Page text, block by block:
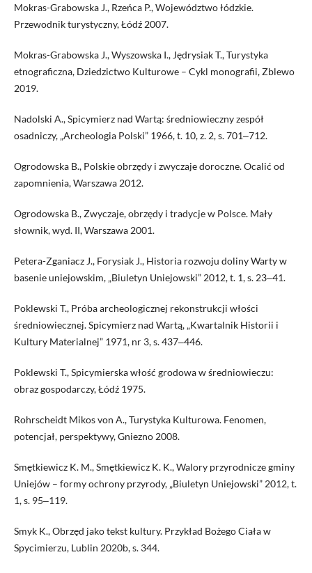
Mokras-Grabowska J., Rzeńca P., Województwo łódzkie.
Przewodnik turystyczny, Łódź 2007.
Mokras-Grabowska J., Wyszowska I., Jędrysiak T., Turystyka
etnograficzna, Dziedzictwo Kulturowe – Cykl monografii, Zblewo
2019.
Nadolski A., Spicymierz nad Wartą: średniowieczny zespół
osadniczy, „Archeologia Polski” 1966, t. 10, z. 2, s. 701‒712.
Ogrodowska B., Polskie obrzędy i zwyczaje doroczne. Ocalić od
zapomnienia, Warszawa 2012.
Ogrodowska B., Zwyczaje, obrzędy i tradycje w Polsce. Mały
słownik, wyd. II, Warszawa 2001.
Petera-Zganiacz J., Forysiak J., Historia rozwoju doliny Warty w
basenie uniejowskim, „Biuletyn Uniejowski” 2012, t. 1, s. 23‒41.
Poklewski T., Próba archeologicznej rekonstrukcji włości
średniowiecznej. Spicymierz nad Wartą, „Kwartalnik Historii i
Kultury Materialnej” 1971, nr 3, s. 437‒446.
Poklewski T., Spicymierska włość grodowa w średniowieczu:
obraz gospodarczy, Łódź 1975.
Rohrscheidt Mikos von A., Turystyka Kulturowa. Fenomen,
potencjał, perspektywy, Gniezno 2008.
Smętkiewicz K. M., Smętkiewicz K. K., Walory przyrodnicze gminy
Uniejów – formy ochrony przyrody, „Biuletyn Uniejowski” 2012, t.
1, s. 95‒119.
Smyk K., Obrzęd jako tekst kultury. Przykład Bożego Ciała w
Spycimierzu, Lublin 2020b, s. 344.